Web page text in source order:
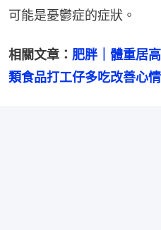
可能是憂鬱症的症狀。
相關文章： 肥胖｜體重居
類食品打工仔多吃改善心情